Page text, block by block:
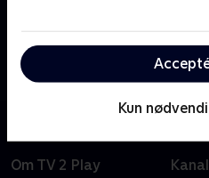
Kun
superstjerner, når vi viser
turneringen.
Om TV 2 Play